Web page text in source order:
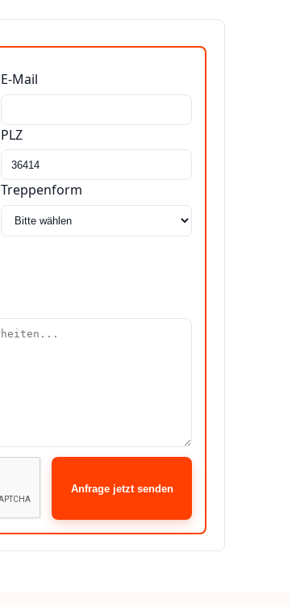
E-Mail
PLZ
Treppenform
Anfrage jetzt senden